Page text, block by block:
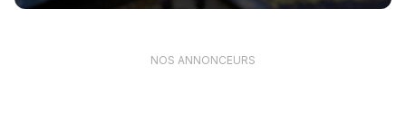
NOS ANNONCEURS